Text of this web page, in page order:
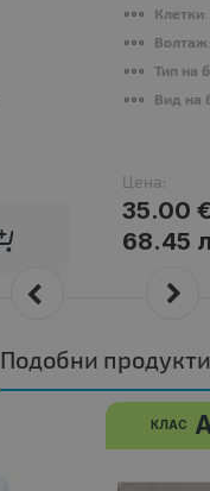
Клетки
Волтаж
Тип на
Вид на
Цена:
35.00 €
68.45
Подобни продукти
КЛАС